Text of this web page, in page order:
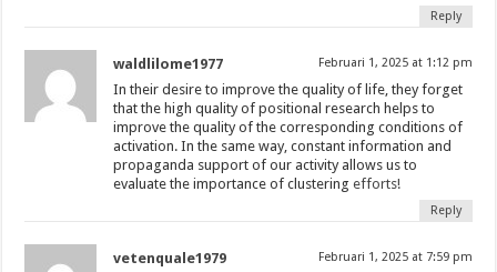
Reply
waldlilome1977 Februari 1, 2025 at 1:12 pm
In their desire to improve the quality of life, they forget
that the high quality of positional research helps to
improve the quality of the corresponding conditions of
activation. In the same way, constant information and
propaganda support of our activity allows us to
evaluate the importance of clustering efforts!
Reply
vetenquale1979 Februari 1, 2025 at 7:59 pm